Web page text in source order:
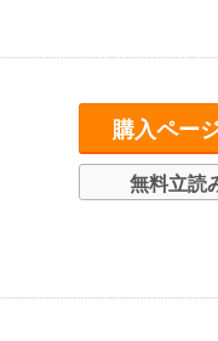
購入ペー
無料立読